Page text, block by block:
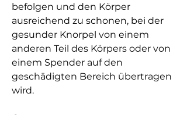
befolgen und den Körper
ausreichend zu schonen, bei der
gesunder Knorpel von einem
anderen Teil des Körpers oder von
einem Spender auf den
geschädigten Bereich übertragen
wird.